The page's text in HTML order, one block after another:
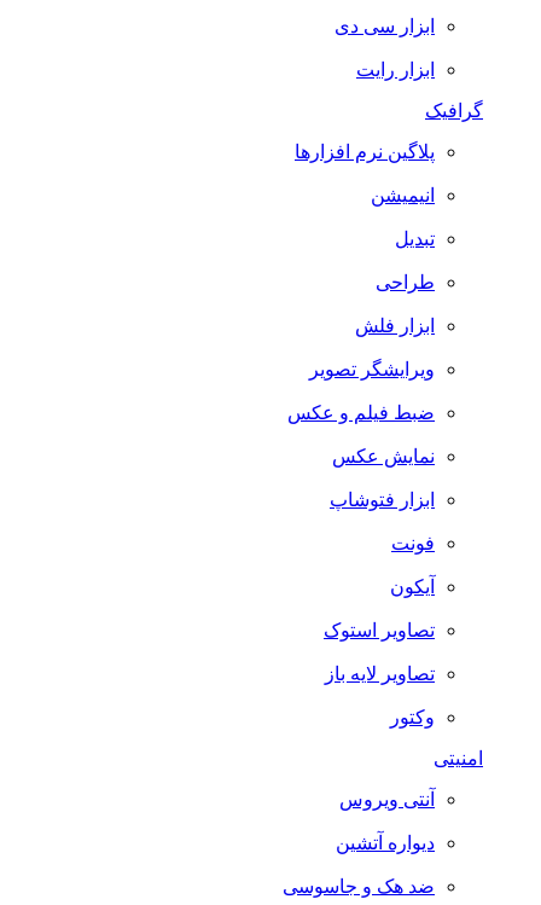
ابزار سی دی
ابزار رایت
گرافیک
پلاگین نرم افزارها
انیمیشن
تبدیل
طراحی
ابزار فلش
ویرایشگر تصویر
ضبط فيلم و عكس
نمایش عکس
ابزار فتوشاپ
فونت
آیکون
تصاویر استوک
تصاویر لایه باز
وکتور
امنیتی
آنتی ویروس
دیواره آتشین
ضد هک و جاسوسی